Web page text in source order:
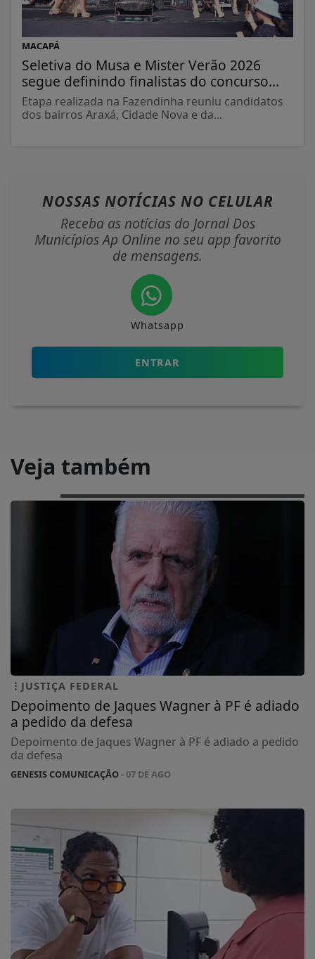
MACAPÁ
Seletiva do Musa e Mister Verão 2026
segue definindo finalistas do concurso...
Etapa realizada na Fazendinha reuniu candidatos
dos bairros Araxá, Cidade Nova e da...
NOSSAS NOTÍCIAS NO CELULAR
Receba as notícias do Jornal Dos
Municípios Ap Online no seu app favorito
de mensagens.
Whatsapp
ENTRAR
Veja também
JUSTIÇA FEDERAL
Depoimento de Jaques Wagner à PF é adiado
a pedido da defesa
Depoimento de Jaques Wagner à PF é adiado a pedido
da defesa
GENESIS COMUNICAÇÃO- 07 DE AGO